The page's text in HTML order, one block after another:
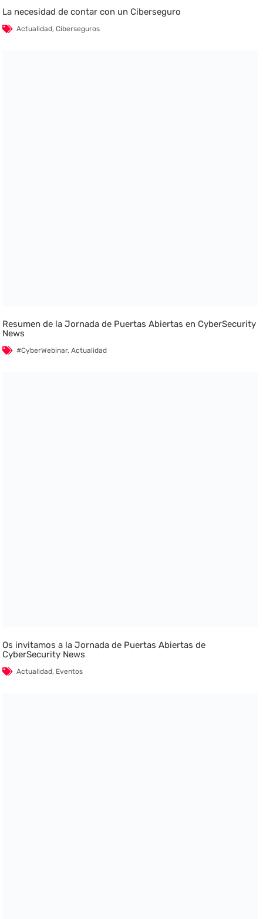
La necesidad de contar con un Ciberseguro
Actualidad,Ciberseguros
Resumen de la Jornada de Puertas Abiertas en CyberSecurity
News
#CyberWebinar,Actualidad
Os invitamos a la Jornada de Puertas Abiertas de
CyberSecurity News
Actualidad, Eventos